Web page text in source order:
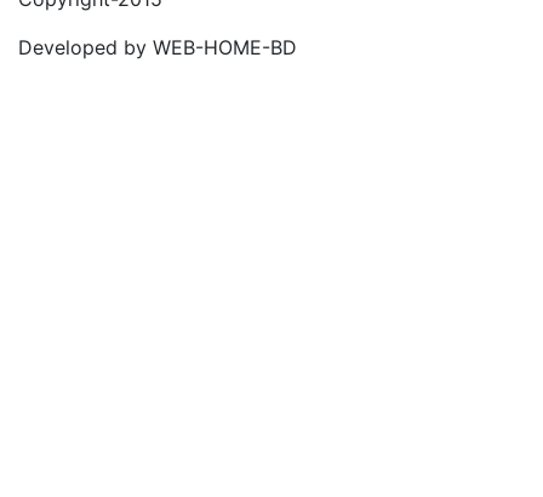
Developed by WEB-HOME-BD